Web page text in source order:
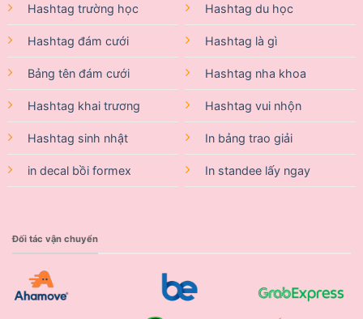
Hashtag trường học
Hashtag đám cưới
Bảng tên đám cưới
Hashtag khai trương
Hashtag sinh nhật
in decal bồi formex
Hashtag du học
Hashtag là gì
Hashtag nha khoa
Hashtag vui nhộn
In bảng trao giải
In standee lấy ngay
Đối tác vận chuyển